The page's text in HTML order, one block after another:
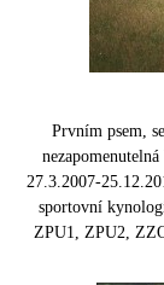
Prvním psem,
nezapomenutelná
27.3.2007-
sportovní
ZPU1, ZPU2,